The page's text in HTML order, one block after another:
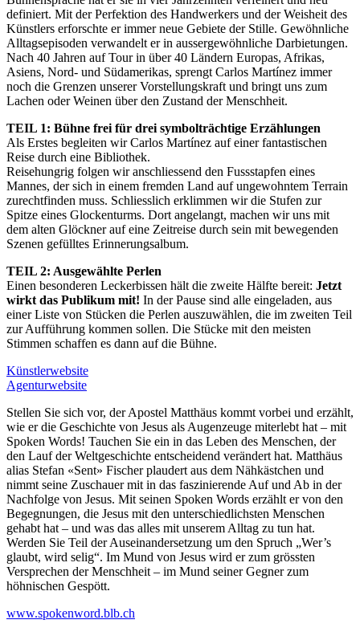
definiert. Mit der Perfektion des Handwerkers und der Weisheit des
Künstlers erforschte er immer neue Gebiete der Stille. Gewöhnliche
Alltagsepisoden verwandelt er in aussergewöhnliche Darbietungen.
Nach 40 Jahren auf Tour in über 40 Ländern Europas, Afrikas,
Asiens, Nord- und Südamerikas, sprengt Carlos Martínez immer
noch die Grenzen unserer Vorstellungskraft und bringt uns zum
Lachen oder Weinen über den Zustand der Menschheit.
TEIL 1: Bühne frei für drei symbolträchtige Erzählungen
Als Erstes begleiten wir Carlos Martínez auf einer fantastischen
Reise durch eine Bibliothek.
Reisehungrig folgen wir anschliessend den Fussstapfen eines
Mannes, der sich in einem fremden Land auf ungewohntem Terrain
zurechtfinden muss. Schliesslich erklimmen wir die Stufen zur
Spitze eines Glockenturms. Dort angelangt, machen wir uns mit
dem alten Glöckner auf eine Zeitreise durch sein mit bewegenden
Szenen gefülltes Erinnerungsalbum.
TEIL 2: Ausgewählte Perlen
Einen besonderen Leckerbissen hält die zweite Hälfte bereit: Jetzt
wirkt das Publikum mit! In der Pause sind alle eingeladen, aus
einer Liste von Stücken die Perlen auszuwählen, die im zweiten Teil
zur Aufführung kommen sollen. Die Stücke mit den meisten
Stimmen schaffen es dann auf die Bühne.
Künstlerwebsite
Agenturwebsite
Stellen Sie sich vor, der Apostel Matthäus kommt vorbei und erzählt,
wie er die Geschichte von Jesus als Augenzeuge miterlebt hat – mit
Spoken Words! Tauchen Sie ein in das Leben des Menschen, der
den Lauf der Weltgeschichte entscheidend verändert hat. Matthäus
alias Stefan «Sent» Fischer plaudert aus dem Nähkästchen und
nimmt seine Zuschauer mit in das faszinierende Auf und Ab in der
Nachfolge von Jesus. Mit seinen Spoken Words erzählt er von den
Begegnungen, die Jesus mit den unterschiedlichsten Menschen
gehabt hat – und was das alles mit unserem Alltag zu tun hat.
Werden Sie Teil der Auseinandersetzung um den Spruch „Wer’s
glaubt, wird selig“. Im Mund von Jesus wird er zum grössten
Versprechen der Menschheit – im Mund seiner Gegner zum
höhnischen Gespött.
www.spokenword.blb.ch